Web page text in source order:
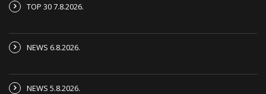
TOP 30 7.8.2026.
NEWS 6.8.2026.
NEWS 5.8.2026.